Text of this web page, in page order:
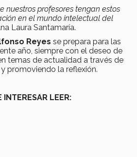
nuestros profesores tengan estos
en el mundo intelectual del
Laura Santamaría.
Reyes se prepara para las
año, siempre con el deseo de
temas de actualidad a través de
promoviendo la reflexión.
INTERESAR LEER: